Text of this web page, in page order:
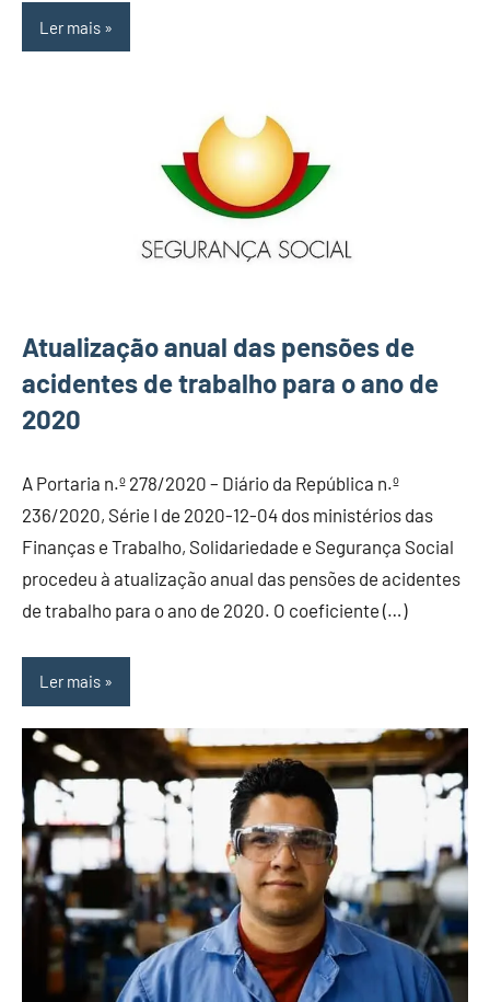
Ler mais
Atualização anual das pensões de
acidentes de trabalho para o ano de
2020
A Portaria n.º 278/2020 – Diário da República n.º
236/2020, Série I de 2020-12-04 dos ministérios das
Finanças e Trabalho, Solidariedade e Segurança Social
procedeu à atualização anual das pensões de acidentes
de trabalho para o ano de 2020. O coeficiente (…)
Ler mais